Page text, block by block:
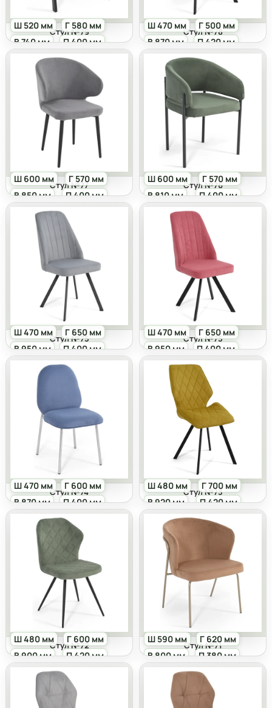
Ш 520 мм
Г 580 мм
В 740 мм
П 400 мм
Стул №79
Ш 470 мм
Г 500 мм
В 870 мм
П 420 мм
Стул №78
Ш 600 мм
Г 570 мм
В 850 мм
П 400 мм
Стул №77
Ш 600 мм
Г 570 мм
В 810 мм
П 400 мм
Стул №76
Ш 470 мм
Г 650 мм
В 950 мм
П 400 мм
Стул №75
Ш 470 мм
Г 650 мм
В 950 мм
П 400 мм
Стул №75
Ш 470 мм
Г 600 мм
В 870 мм
П 400 мм
Стул №74
Ш 480 мм
Г 700 мм
В 920 мм
П 420 мм
Стул №73
Ш 480 мм
Г 600 мм
В 900 мм
П 420 мм
Стул №72
Ш 590 мм
Г 620 мм
В 800 мм
П 380 мм
Cтул №71